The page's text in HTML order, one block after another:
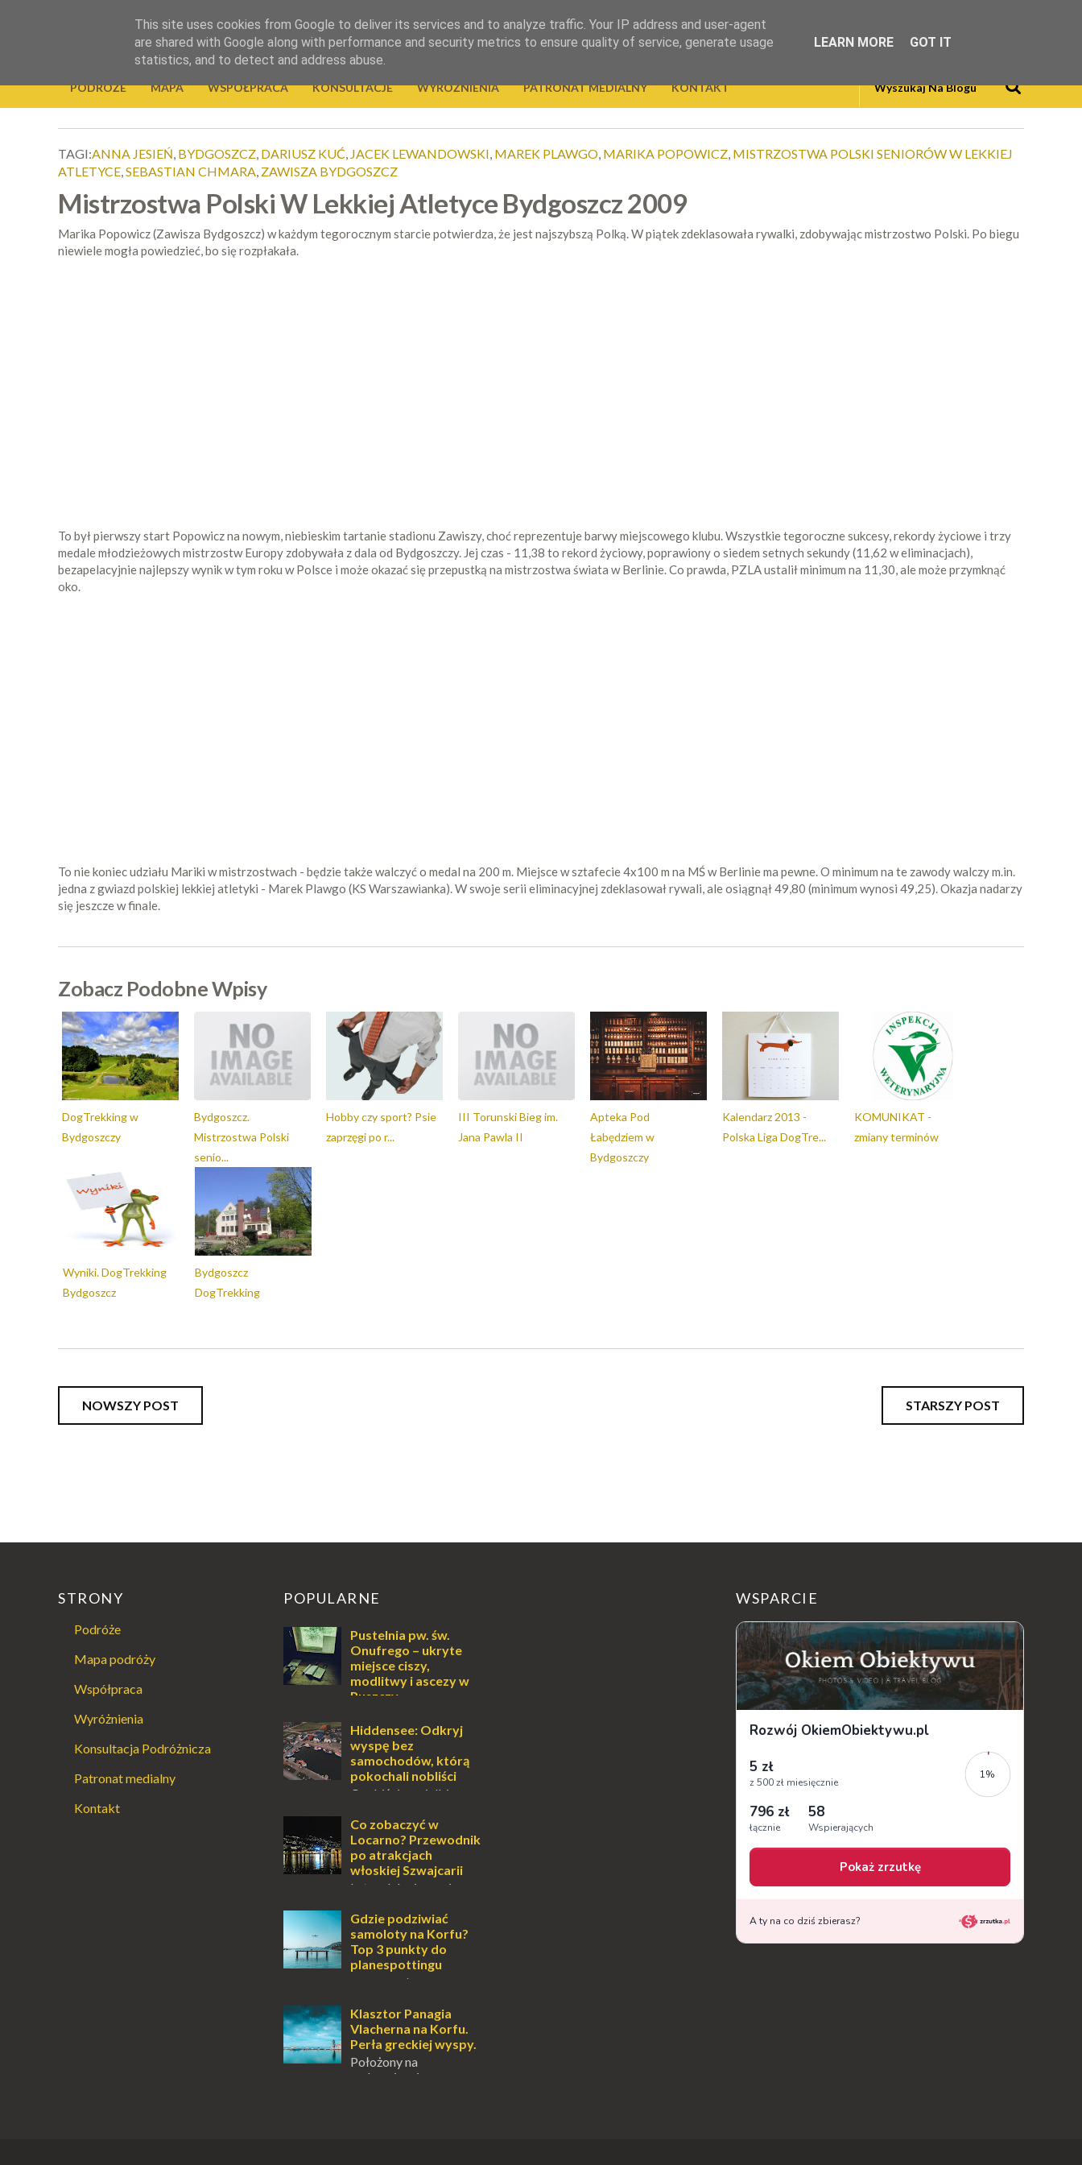
Okiem Obiektywu.
PODRÓŻE MAPA WSPÓŁPRACA KONSULTACJE WYRÓŻNIENIA PATRONAT MEDIALNY KONTAKT
TAGI:ANNA JESIEŃ, BYDGOSZCZ, DARIUSZ KUĆ, JACEK LEWANDOWSKI, MAREK PLAWGO, MARIKA POPOWICZ, MISTRZOSTWA POLSKI SENIORÓW W LEKKIEJ
ATLETYCE,SEBASTIAN CHMARA, ZAWISZA BYDGOSZCZ
Mistrzostwa Polski W Lekkiej Atletyce Bydgoszcz 2009
Marika Popowicz (Zawisza Bydgoszcz) w każdym tegorocznym starcie potwierdza, że jest najszybszą Polką. W piątek zdeklasowała rywalki, zdobywając mistrzostwo Polski. Po biegu
niewiele mogła powiedzieć, bo się rozpłakała.
To był pierwszy start Popowicz na nowym, niebieskim tartanie stadionu Zawiszy, choć reprezentuje barwy miejscowego klubu. Wszystkie tegoroczne sukcesy, rekordy życiowe i trzy
medale młodzieżowych mistrzostw Europy zdobywała z dala od Bydgoszczy. Jej czas - 11,38 to rekord życiowy, poprawiony o siedem setnych sekundy (11,62 w eliminacjach),
bezapelacyjnie najlepszy wynik w tym roku w Polsce i może okazać się przepustką na mistrzostwa świata w Berlinie. Co prawda, PZLA ustalił minimum na 11,30, ale może przymknąć
oko.
To nie koniec udziału Mariki w mistrzostwach - będzie także walczyć o medal na 200 m. Miejsce w sztafecie 4x100 m na MŚ w Berlinie ma pewne. O minimum na te zawody walczy m.in.
jedna z gwiazd polskiej lekkiej atletyki - Marek Plawgo (KS Warszawianka). W swoje serii eliminacyjnej zdeklasował rywali, ale osiągnął 49,80 (minimum wynosi 49,25). Okazja nadarzy
się jeszcze w finale.
Zobacz Podobne Wpisy
DogTrekking w
Bydgoszczy
Bydgoszcz.
Mistrzostwa Polski
senio...
Hobby czy sport? Psie
zaprzęgi po r...
III Torunski Bieg im.
Jana Pawla II
Apteka Pod
Łabędziem w
Bydgoszczy
Kalendarz 2013 -
Polska Liga DogTre...
KOMUNIKAT -
zmiany terminów
Wyniki. DogTrekking
Bydgoszcz
Bydgoszcz
DogTrekking
NOWSZY POST STARSZY POST
STRONY
Podróże
Mapa podróży
Współpraca
Wyróżnienia
Konsultacja Podróżnicza
Patronat medialny
Kontakt
POPULARNE
Pustelnia pw. św.
Onufrego – ukryte
miejsce ciszy,
modlitwy i ascezy w
Puszczy
Dla jednych to może wydawać się
ucieczką od świata, treningiem
przetrwania lub romantycznym
życiem. Dla innych to nieustanne
przebywanie z B...
Hiddensee: Odkryj
wyspę bez
samochodów, którą
pokochali nobliści
Osobiście uwielbiam
zawsze mnie fascynuje. Mały
kawałek ziemi pośrodku Bałtyku?
To zawsze brzmi jak doskonał...
Co zobaczyć w
Locarno? Przewodnik
po atrakcjach
włoskiej Szwajcarii
Latem lub zimą, wiosną
miejsce, które zdecydowanie warto
odwiedzić. Moja zimowa podróż do
Locarno gwara...
Gdzie podziwiać
samoloty na Korfu?
Top 3 punkty do
planespottingu
Korfu, perła Morza
tylko wspaniałe plaże, zabytki i
klimatyczne wioski, ale także coś
wyjątkowego – prawd...
Klasztor Panagia
Vlacherna na Korfu.
Perła greckiej wyspy.
Położony na
malowniczej wysepce,
WSPARCIE
This site uses cookies from Google to deliver its services and to analyze traffic. Your IP address and user-agent
are shared with Google along with performance and security metrics to ensure quality of service, generate usage
statistics, and to detect and address abuse.
LEARN MORE GOT IT